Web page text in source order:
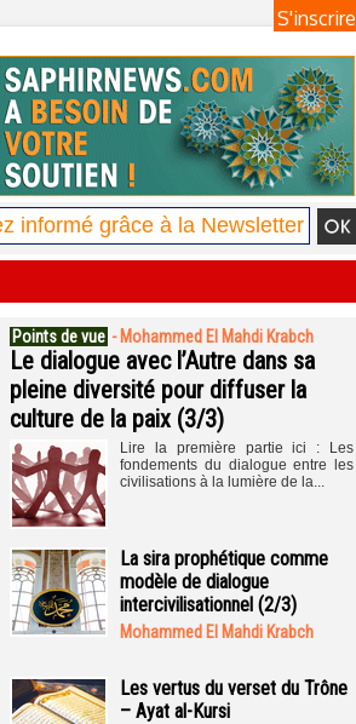
S'inscrire
Points de vue - Mohammed El Mahdi Krabch
Le dialogue avec l’Autre dans sa
pleine diversité pour diffuser la
culture de la paix (3/3)
Lire la première partie ici : Les
fondements du dialogue entre les
civilisations à la lumière de la...
La sira prophétique comme
modèle de dialogue
intercivilisationnel (2/3)
Mohammed El Mahdi Krabch
Les vertus du verset du Trône
– Ayat al-Kursi